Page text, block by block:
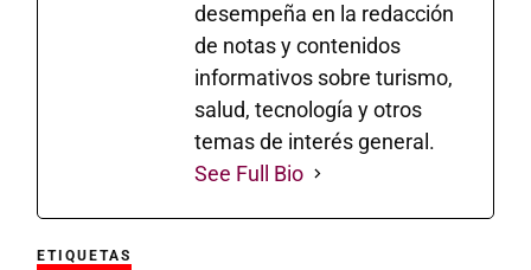
desempeña en la redacción
de notas y contenidos
informativos sobre turismo,
salud, tecnología y otros
temas de interés general.
See Full Bio
ETIQUETAS